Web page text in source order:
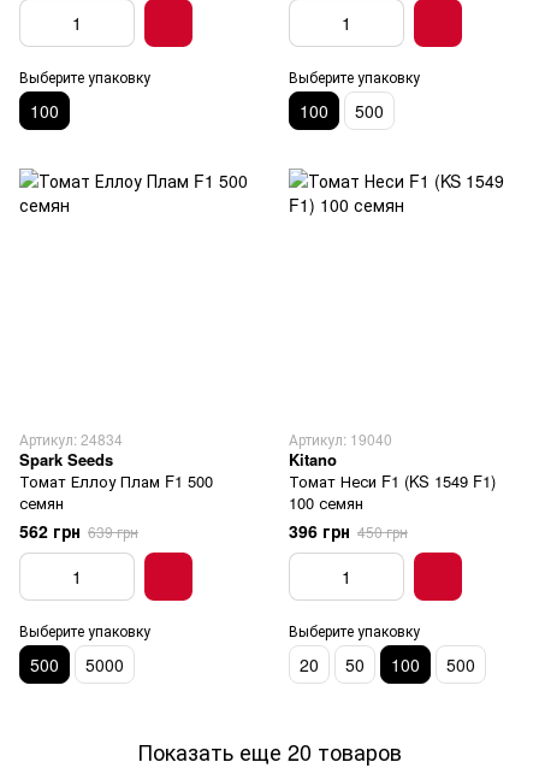
Выберите упаковку
100
Выберите упаковку
100 500
Артикул: 24834
Spark Seeds
Томат Еллоу Плам F1 500
семян
562 грн 639 грн
Выберите упаковку
500 5000
Артикул: 19040
Kitano
Томат Неси F1 (KS 1549 F1)
100 семян
396 грн 450 грн
Выберите упаковку
20 50 100 500
Показать еще 20 товаров